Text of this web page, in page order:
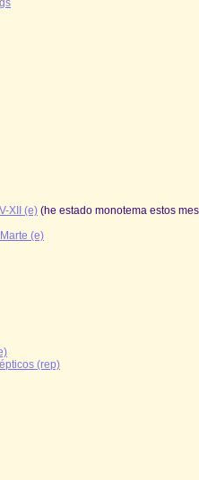
XII (e) (he estado monotema estos
(e)
(rep)